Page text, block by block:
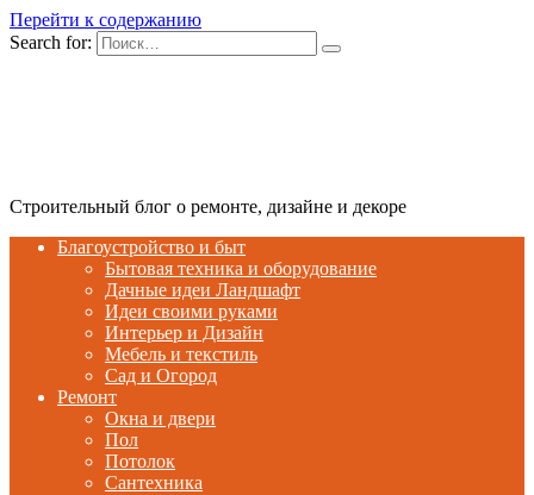
Перейти к содержанию
Search for:
Строительный блог о ремонте, дизайне и декоре
Благоустройство и быт
Бытовая техника и оборудование
Дачные идеи Ландшафт
Идеи своими руками
Интерьер и Дизайн
Мебель и текстиль
Сад и Огород
Ремонт
Окна и двери
Пол
Потолок
Сантехника